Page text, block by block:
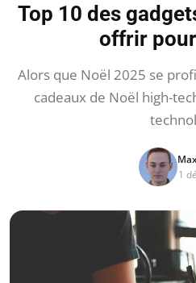
Top 10 des
offrir
Alors que Noël 2025 se
cadeaux de Noël high-
1